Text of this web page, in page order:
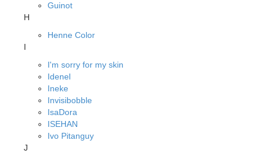
Guinot
H
Henne Color
I
I'm sorry for my skin
Idenel
Ineke
Invisibobble
IsaDora
ISEHAN
Ivo Pitanguy
J